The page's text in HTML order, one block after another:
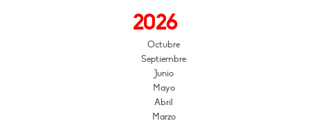
2026
Octubre
Septiembre
Junio
Mayo
Abril
Marzo